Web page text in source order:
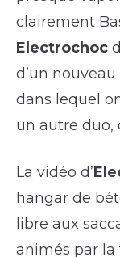
clairement
Electrochoc
d’un
dans lequel
un autre duo,
La vidéo d’
hangar de
libre aux
animés par